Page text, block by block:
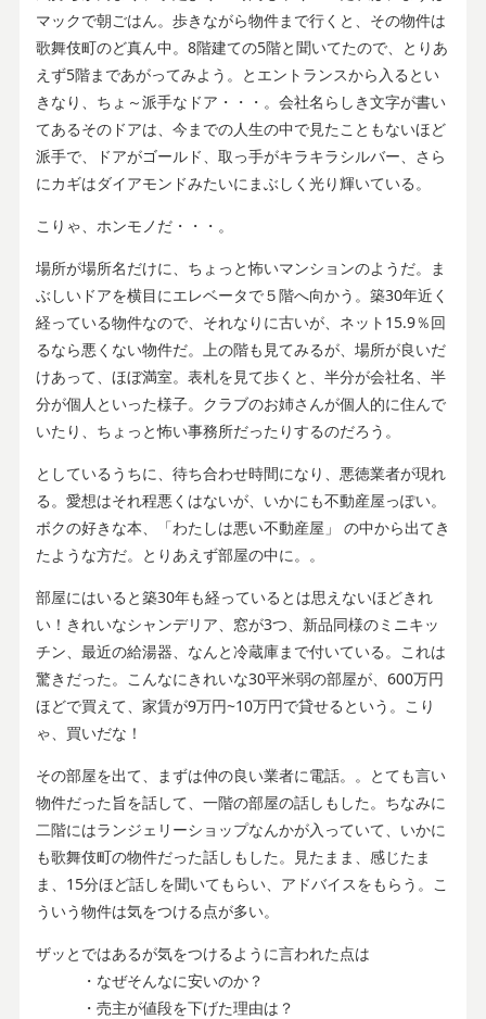
マックで朝ごはん。歩きながら物件まで行くと、その物件は
歌舞伎町のど真ん中。8階建ての5階と聞いてたので、とりあ
えず5階まであがってみよう。とエントランスから入るとい
きなり、ちょ～派手なドア・・・。会社名らしき文字が書い
てあるそのドアは、今までの人生の中で見たこともないほど
派手で、ドアがゴールド、取っ手がキラキラシルバー、さら
にカギはダイアモンドみたいにまぶしく光り輝いている。
こりゃ、ホンモノだ・・・。
場所が場所名だけに、ちょっと怖いマンションのようだ。ま
ぶしいドアを横目にエレベータで５階へ向かう。築30年近く
経っている物件なので、それなりに古いが、ネット15.9％回
るなら悪くない物件だ。上の階も見てみるが、場所が良いだ
けあって、ほぼ満室。表札を見て歩くと、半分が会社名、半
分が個人といった様子。クラブのお姉さんが個人的に住んで
いたり、ちょっと怖い事務所だったりするのだろう。
としているうちに、待ち合わせ時間になり、悪徳業者が現れ
る。愛想はそれ程悪くはないが、いかにも不動産屋っぽい。
ボクの好きな本、「わたしは悪い不動産屋」 の中から出てき
たような方だ。とりあえず部屋の中に。。
部屋にはいると築30年も経っているとは思えないほどきれ
い！きれいなシャンデリア、窓が3つ、新品同様のミニキッ
チン、最近の給湯器、なんと冷蔵庫まで付いている。これは
驚きだった。こんなにきれいな30平米弱の部屋が、600万円
ほどで買えて、家賃が9万円~10万円で貸せるという。こり
ゃ、買いだな！
その部屋を出て、まずは仲の良い業者に電話。。とても言い
物件だった旨を話して、一階の部屋の話しもした。ちなみに
二階にはランジェリーショップなんかが入っていて、いかに
も歌舞伎町の物件だった話しもした。見たまま、感じたま
ま、15分ほど話しを聞いてもらい、アドバイスをもらう。こ
ういう物件は気をつける点が多い。
ザッとではあるが気をつけるように言われた点は
・なぜそんなに安いのか？
・売主が値段を下げた理由は？